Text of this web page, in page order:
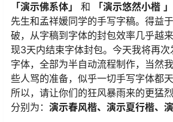
「演示佛系体」 和 「演示悠然小楷 」
先生和孟祥媛同学的手写字稿。得益
破，从字稿到字体的封包效率几乎越
现3天内结束字体封包。今天我将再次
字体，全部为半自动流程制作，当然
些人骂的准备，似乎一切手写字体都
所以，请让你们的狂风暴雨来的更猛
分别为： 演示春风楷、演示夏行楷、